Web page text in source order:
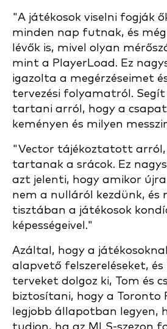
"A játékosok viselni fogják
minden nap futnak, és
lévők is, mivel olyan
mint a PlayerLoad. Ez
igazolta a megérzéseimet
tervezési folyamatról.
tartani arról, hogy a
keményen és milyen
"Vector tájékoztatott arról,
tartanak a srácok. Ez
azt jelenti, hogy amikor
nem a nulláról kezdünk, és
tisztában a játékosok
képességeivel."
Azáltal, hogy a
alapvető felszereléseket,
terveket dolgoz ki, Tom és
biztosítani, hogy a Toronto
legjobb állapotban legyen,